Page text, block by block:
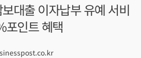
대출 이자납부 유예 서비
포인트 혜택